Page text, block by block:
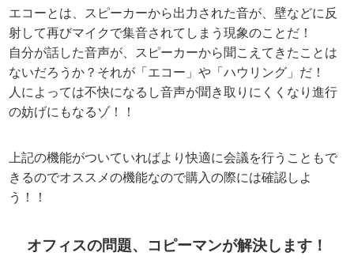
エコーとは、スピーカーから出力された音が、壁などに反
射して再びマイクで集音されてしまう現象のことだ！
自分が話した音声が、スピーカーから聞こえてきたことは
ないだろうか？それが「エコー」や「ハウリング」だ！
人によっては不快になるし音声が聞き取りにくくなり進行
の妨げにもなるゾ！！
上記の機能がついていればより快適に会議を行うこともで
きるのでオススメの機能なので購入の際には確認しよ
う！！
オフィスの問題、コピーマンが解決します！